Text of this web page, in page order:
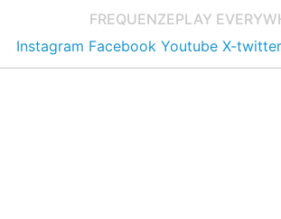
FREQUENZEPLAY
Instagram Facebook Youtube X-twitter